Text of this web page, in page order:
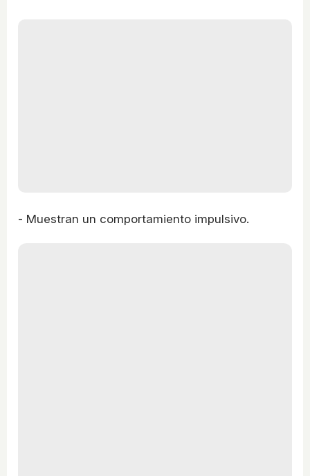
- Muestran un comportamiento impulsivo.